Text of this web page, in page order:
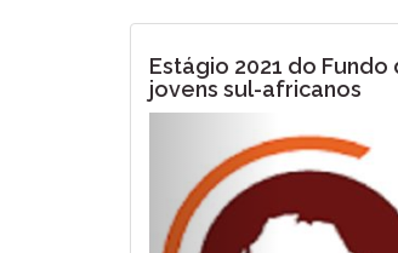
Estágio 2021 do
jovens sul-africanos
Previous